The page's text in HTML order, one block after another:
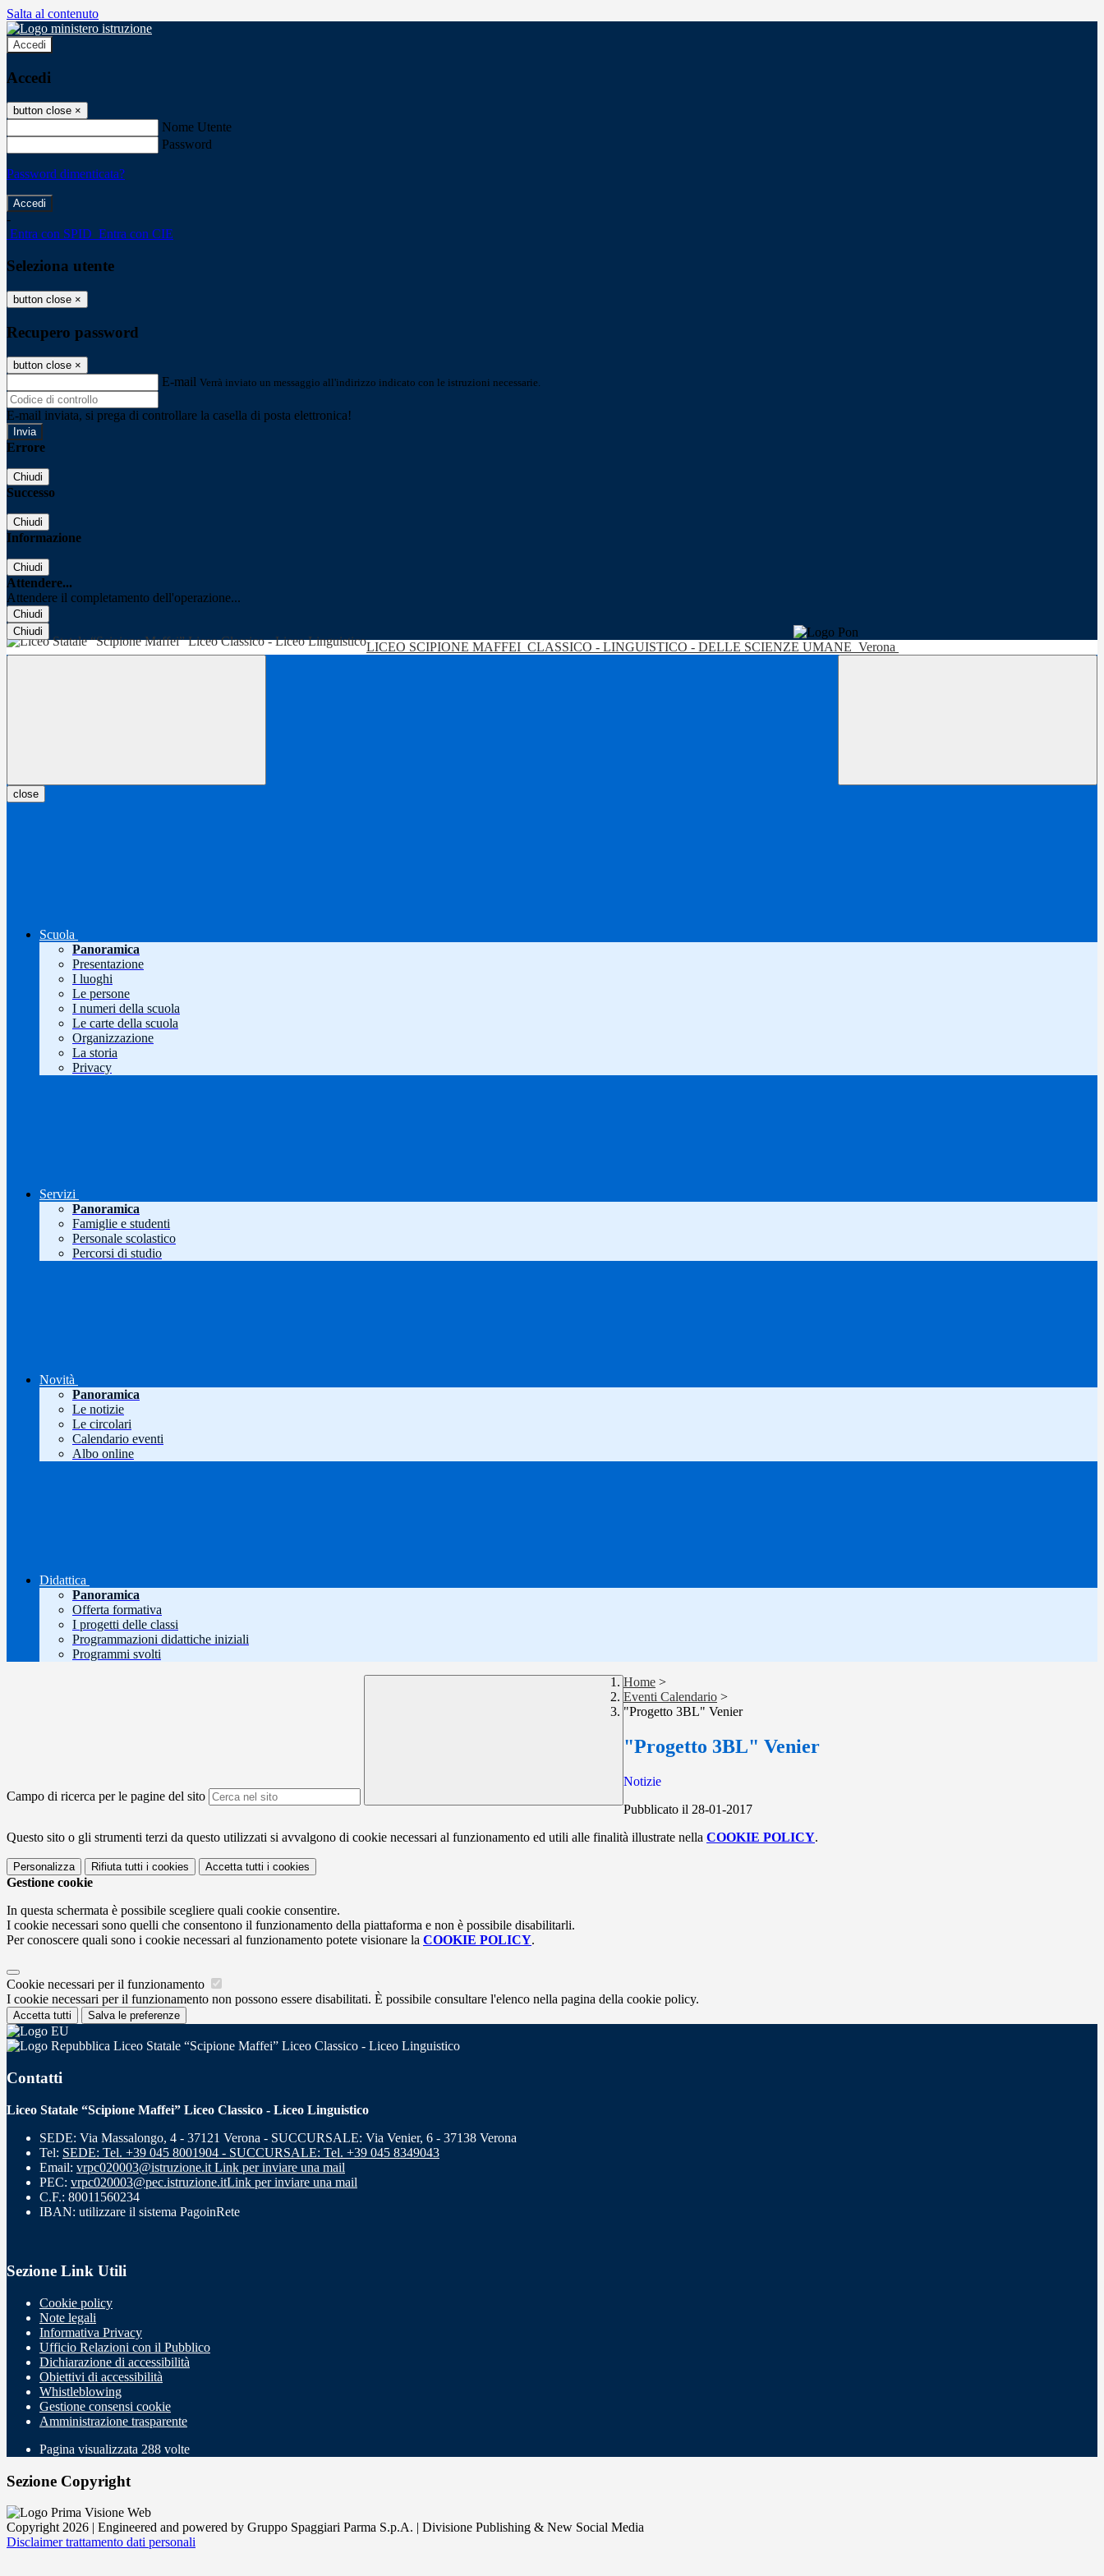
Salta al contenuto
Accedi
Accedi
button close ×
Nome Utente
Password
Password dimenticata?
-
Entra con SPID Entra con CIE
Seleziona utente
button close ×
Recupero password
button close ×
E-mail Verrà inviato un messaggio all'indirizzo indicato con le istruzioni necessarie.
E-mail inviata, si prega di controllare la casella di posta elettronica!
Errore
Chiudi
Successo
Chiudi
Informazione
Chiudi
Attendere...
Attendere il completamento dell'operazione...
Chiudi
Chiudi
LICEO SCIPIONE MAFFEI CLASSICO - LINGUISTICO - DELLE SCIENZE UMANE Verona
close
Scuola
Panoramica
Presentazione
I luoghi
Le persone
I numeri della scuola
Le carte della scuola
Organizzazione
La storia
Privacy
Servizi
Panoramica
Famiglie e studenti
Personale scolastico
Percorsi di studio
Novità
Panoramica
Le notizie
Le circolari
Calendario eventi
Albo online
Didattica
Panoramica
Offerta formativa
I progetti delle classi
Programmazioni didattiche iniziali
Programmi svolti
Campo di ricerca per le pagine del sito
Home >
Eventi Calendario >
"Progetto 3BL" Venier
"Progetto 3BL" Venier
Notizie
Pubblicato il 28-01-2017
Questo sito o gli strumenti terzi da questo utilizzati si avvalgono di cookie necessari al funzionamento ed utili alle finalità illustrate nella COOKIE POLICY.
Personalizza Rifiuta tutti i cookies Accetta tutti i cookies
Gestione cookie
In questa schermata è possibile scegliere quali cookie consentire.
I cookie necessari sono quelli che consentono il funzionamento della piattaforma e non è possibile disabilitarli.
Per conoscere quali sono i cookie necessari al funzionamento potete visionare la COOKIE POLICY.
Cookie necessari per il funzionamento
I cookie necessari per il funzionamento non possono essere disabilitati. È possibile consultare l'elenco nella pagina della cookie policy.
Accetta tutti Salva le preferenze
Liceo Statale “Scipione Maffei” Liceo Classico - Liceo Linguistico
Contatti
Liceo Statale “Scipione Maffei” Liceo Classico - Liceo Linguistico
SEDE: Via Massalongo, 4 - 37121 Verona - SUCCURSALE: Via Venier, 6 - 37138 Verona
Tel: SEDE: Tel. +39 045 8001904 - SUCCURSALE: Tel. +39 045 8349043
Email: vrpc020003@istruzione.it Link per inviare una mail
PEC: vrpc020003@pec.istruzione.itLink per inviare una mail
C.F.: 80011560234
IBAN: utilizzare il sistema PagoinRete
Sezione Link Utili
Cookie policy
Note legali
Informativa Privacy
Ufficio Relazioni con il Pubblico
Dichiarazione di accessibilità
Obiettivi di accessibilità
Whistleblowing
Gestione consensi cookie
Amministrazione trasparente
Pagina visualizzata 288 volte
Sezione Copyright
Copyright 2026 | Engineered and powered by Gruppo Spaggiari Parma S.p.A. | Divisione Publishing & New Social Media
Disclaimer trattamento dati personali